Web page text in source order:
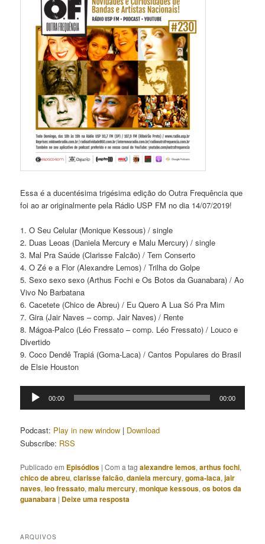
Essa é a ducentésima trigésima edição do Outra Frequência que
foi ao ar originalmente pela Rádio USP FM no dia 14/07/2019!
1. O Seu Celular (Monique Kessous) / single
2. Duas Leoas (Daniela Mercury e Malu Mercury) / single
3. Mal Pra Saúde (Clarisse Falcão) / Tem Conserto
4. O Zé e a Flor (Alexandre Lemos) / Trilha do Golpe
5. Sexo sexo sexo (Arthus Fochi e Os Botos da Guanabara) / Ao
Vivo No Barbatana
6. Cacetete (Chico de Abreu) / Eu Quero A Lua Só Pra Mim
7. Gira (Jair Naves – comp. Jair Naves) / Rente
8. Mágoa-Palco (Léo Fressato – comp. Léo Fressato) / Louco e
Divertido
9. Coco Dendê Trapiá (Goma-Laca) / Cantos Populares do Brasil
de Elsie Houston
Tocador
00:00 00:00
Podcast: Play in new window | Download
Subscribe: RSS
Publicado em Episódios |Com a tagalexandre lemos,arthus fochi,
chico de abreu,clarisse falcão,daniela mercury,goma-laca,jair
naves,leo fressato,malu mercury,monique kessous,os botos da
guanabara | Deixe uma resposta
ARQUIVOS